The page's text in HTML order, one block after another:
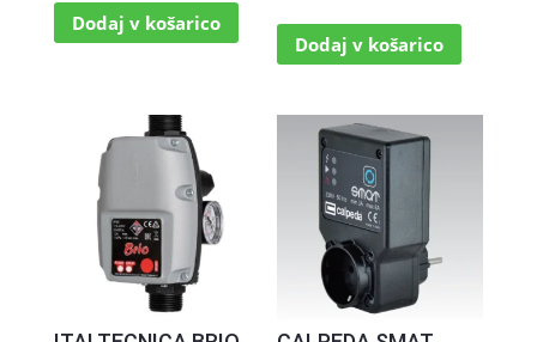
Dodaj v košarico
Dodaj v košarico